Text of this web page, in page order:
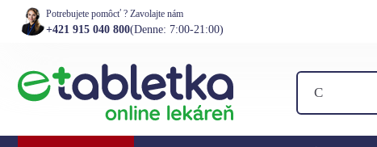
Potrebujete pomôcť ? Zavolajte nám
+421 915 040 800(Denne: 7:00-21:00)